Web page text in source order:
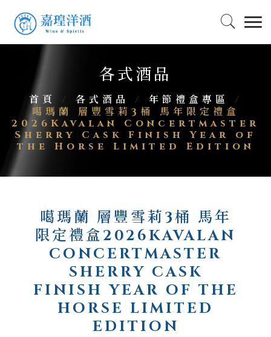
各式酒品
首頁 / 各式酒品 / 年節禮盒專區
/
噶瑪蘭 層豐雪莉3桶 馬年限定禮盒
2026Kavalan Concertmaster
Sherry Cask Finish Year of
the Horse Limited Edition
噶瑪蘭 層豐雪莉3桶 馬年
限定禮盒2026KAVALAN
CONCERTMASTER
SHERRY CASK
FINISH YEAR OF THE
HORSE LIMITED
EDITION